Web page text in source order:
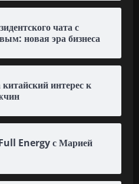
чата с
новая эра бизнеса
интерес к
Energy с Марией